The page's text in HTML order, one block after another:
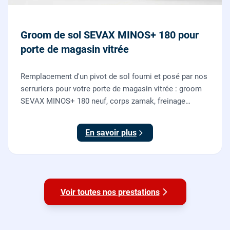
Groom de sol SEVAX MINOS+ 180 pour
porte de magasin vitrée
Remplacement d'un pivot de sol fourni et posé par nos
serruriers pour votre porte de magasin vitrée : groom
SEVAX MINOS+ 180 neuf, corps zamak, freinage
sol, réglage et essais. 995 euros HT (1194 TTC).
En savoir plus
Voir toutes nos prestations